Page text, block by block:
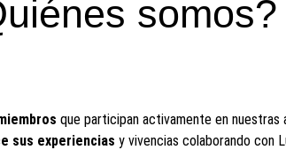
somos?
que participan activamente en nuestras
sus experiencias y vivencias colaborando con